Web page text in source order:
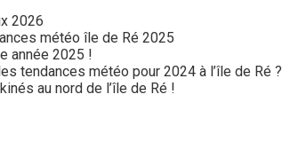
2026
météo île de Ré 2025
année 2025 !
tendances météo pour 2024 à l’île de Ré ?
au nord de l’île de Ré !